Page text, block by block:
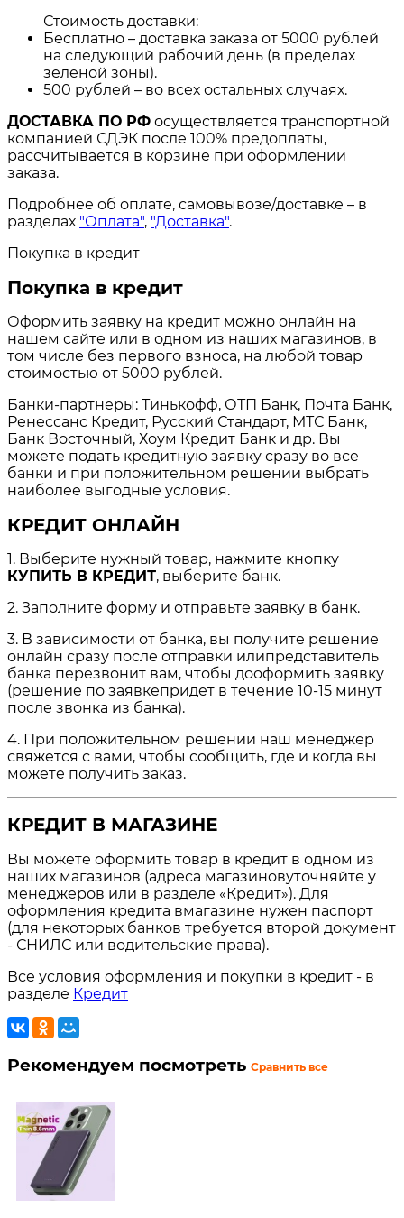
Стоимость доставки:
Бесплатно – доставка заказа от 5000 рублей
на следующий рабочий день (в пределах
зеленой зоны).
500 рублей – во всех остальных случаях.
ДОСТАВКА ПО РФ осуществляется транспортной
компанией СДЭК после 100% предоплаты,
рассчитывается в корзине при оформлении
заказа.
Подробнее об оплате, самовывозе/доставке – в
разделах "Оплата", "Доставка".
Покупка в кредит
Покупка в кредит
Оформить заявку на кредит можно онлайн на
нашем сайте или в одном из наших магазинов, в
том числе без первого взноса, на любой товар
стоимостью от 5000 рублей.
Банки-партнеры: Тинькофф, ОТП Банк, Почта Банк,
Ренессанс Кредит, Русский Стандарт, МТС Банк,
Банк Восточный, Хоум Кредит Банк и др. Вы
можете подать кредитную заявку сразу во все
банки и при положительном решении выбрать
наиболее выгодные условия.
КРЕДИТ ОНЛАЙН
1. Выберите нужный товар, нажмите кнопку
КУПИТЬ В КРЕДИТ, выберите банк.
2. Заполните форму и отправьте заявку в банк.
3. В зависимости от банка, вы получите решение
онлайн сразу после отправки илипредставитель
банка перезвонит вам, чтобы дооформить заявку
(решение по заявкепридет в течение 10-15 минут
после звонка из банка).
4. При положительном решении наш менеджер
свяжется с вами, чтобы сообщить, где и когда вы
можете получить заказ.
КРЕДИТ В МАГАЗИНЕ
Вы можете оформить товар в кредит в одном из
наших магазинов (адреса магазиновуточняйте у
менеджеров или в разделе «Кредит»). Для
оформления кредита вмагазине нужен паспорт
(для некоторых банков требуется второй документ
- СНИЛС или водительские права).
Все условия оформления и покупки в кредит - в
разделе Кредит
Рекомендуем посмотреть Сравнить все